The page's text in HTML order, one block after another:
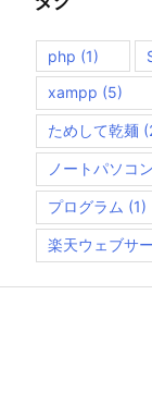
php (1)
xampp (5)
ためして乾麺
ノートパソコン
プログラム (1)
楽天ウェブサ